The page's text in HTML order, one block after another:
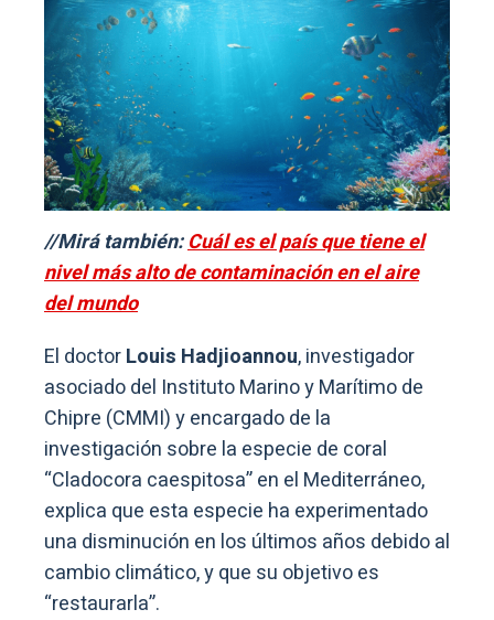
//Mirá también:Cuál es el país que tiene el
nivel más alto de contaminación en el aire
del mundo
El doctorLouis Hadjioannou, investigador
asociado del Instituto Marino y Marítimo de
Chipre (CMMI) y encargado de la
investigación sobre la especie de coral
“Cladocora caespitosa” en el Mediterráneo,
explica que esta especie ha experimentado
una disminución en los últimos años debido al
cambio climático, y que su objetivo es
“restaurarla”.